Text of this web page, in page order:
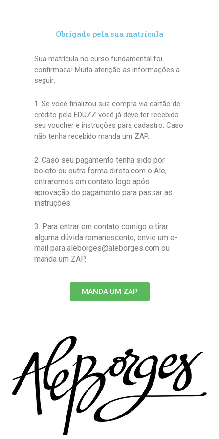
Obrigado pela sua matrícula
Sua matrícula no curso fundamental foi
confirmada! Muita atenção as informações a
seguir:
1. Se você finalizou sua compra via cartão de
crédito pela EDUZZ você já deve ter recebido
seu voucher e instruções para cadastro. Caso
não tenha recebido manda um ZAP.
2 . Caso seu pagamento tenha sido por
boleto ou outra forma direta com o Ale,
entraremos em contato logo após
aprovação do pagamento para passar as
instruções.
3. Para entrar em contato comigo e tirar
alguma dúvida remanescente, envie um e-
mail para aleborges@aleborges.com ou
manda um ZAP.
MANDA UM ZAP